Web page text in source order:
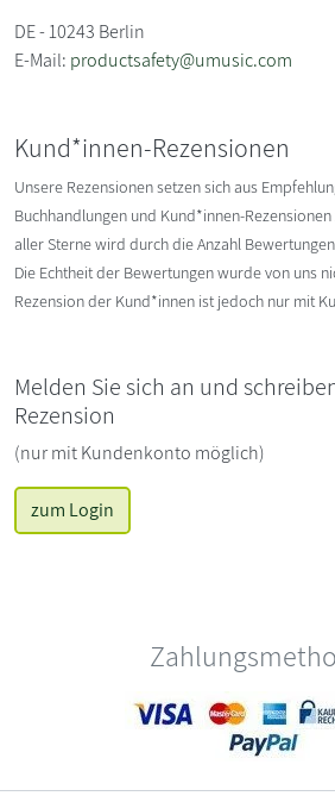
DE - 10243 Berlin
E-Mail: productsafety@umusic.com
Kund*innen-Rezensionen
Unsere Rezensionen setzen sich aus
Buchhandlungen und Kund*innen-
aller Sterne wird durch die Anzahl
Die Echtheit der Bewertungen wurde von uns
Rezension der Kund*innen ist jedoch nur mit
Melden Sie sich an und
Rezension
(nur mit Kundenkonto möglich)
zum Login